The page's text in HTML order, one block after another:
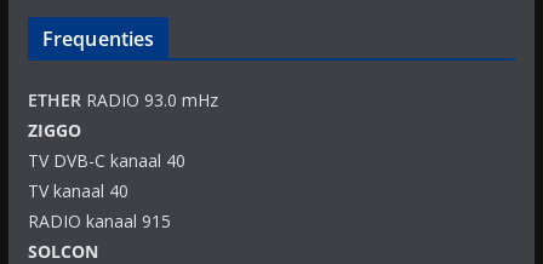
Frequenties
ETHERRADIO 93.0 mHz
ZIGGO
TV DVB-C kanaal 40
TV kanaal 40
RADIO kanaal 915
SOLCON